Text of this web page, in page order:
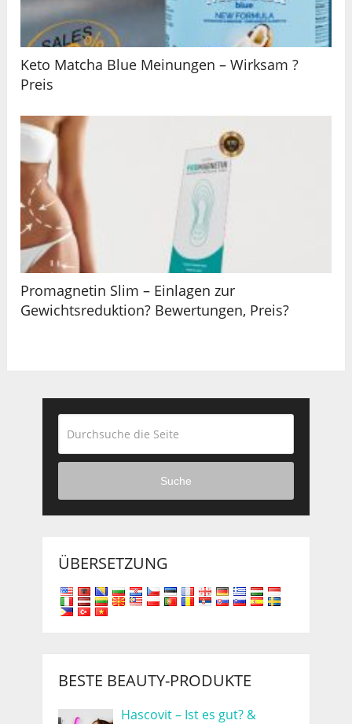
Keto Matcha Blue Meinungen – Wirksam ?
Preis
Promagnetin Slim – Einlagen zur
Gewichtsreduktion? Bewertungen, Preis?
Suche
ÜBERSETZUNG
BESTE BEAUTY-PRODUKTE
Hascovit – Ist es gut? &